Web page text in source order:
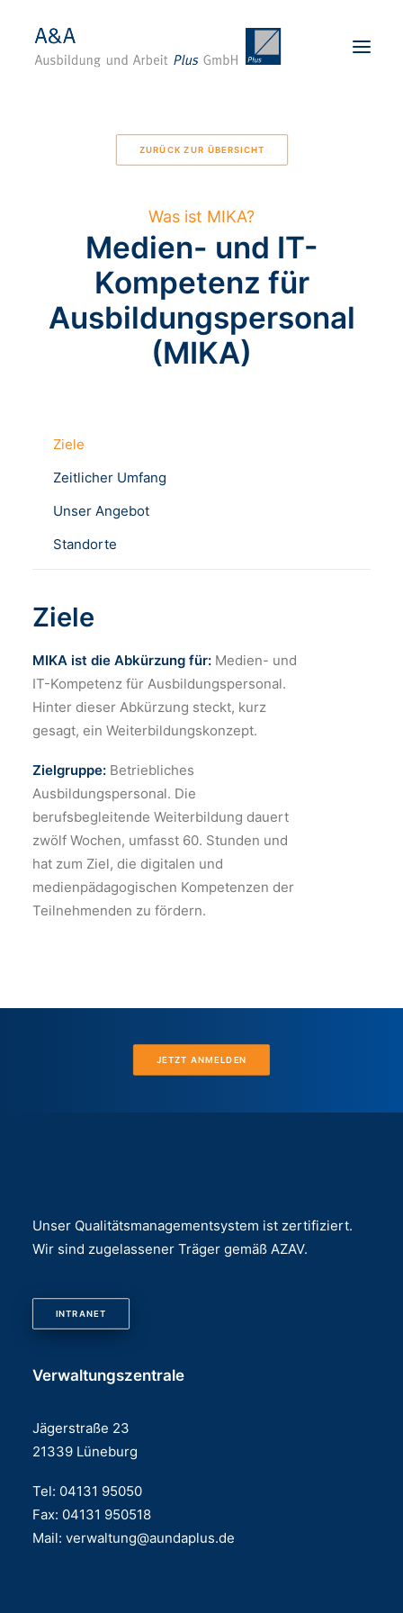
Standorte
Für Unternehmen
Kontakt
ZURÜCK ZUR ÜBERSICHT
Was ist MIKA?
Medien- und IT-
Kompetenz für
Ausbildungspersonal
(MIKA)
Ziele
Zeitlicher Umfang
Unser Angebot
Standorte
Ziele
MIKA ist die Abkürzung für: Medien- und
IT-Kompetenz für Ausbildungspersonal.
Hinter dieser Abkürzung steckt, kurz
gesagt, ein Weiterbildungskonzept.
Zielgruppe: Betriebliches
Ausbildungspersonal. Die
berufsbegleitende Weiterbildung dauert
zwölf Wochen, umfasst 60. Stunden und
hat zum Ziel, die digitalen und
medienpädagogischen Kompetenzen der
Teilnehmenden zu fördern.
JETZT ANMELDEN
Unser Qualitätsmanagementsystem ist zertifiziert.
Wir sind zugelassener Träger gemäß AZAV.
INTRANET
Verwaltungszentrale
Jägerstraße 23
21339 Lüneburg
Tel: 04131 95050
Fax: 04131 950518
Mail: verwaltung@aundaplus.de